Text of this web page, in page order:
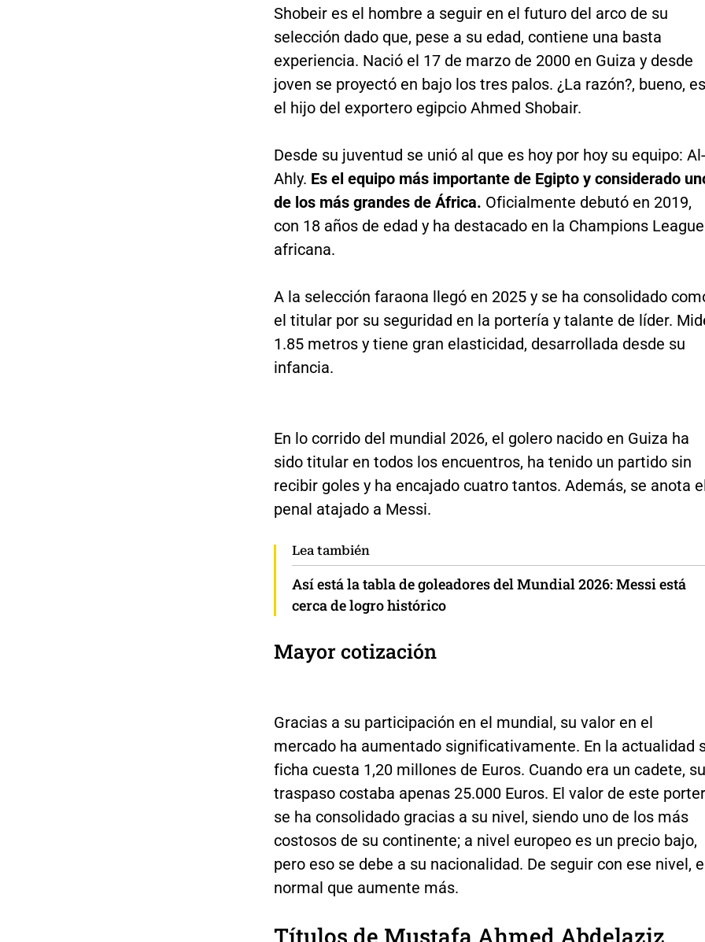
Shobeir es el hombre a seguir en el futuro del arco de su
selección dado que, pese a su edad, contiene una basta
experiencia. Nació el 17 de marzo de 2000 en Guiza y desde
joven se proyectó en bajo los tres palos. ¿La razón?, bueno, es
el hijo del exportero egipcio Ahmed Shobair.
Desde su juventud se unió al que es hoy por hoy su equipo: Al-
Ahly. Es el equipo más importante de Egipto y considerado
de los más grandes de África. Oficialmente debutó en 2019,
con 18 años de edad y ha destacado en la Champions League
africana.
A la selección faraona llegó en 2025 y se ha consolidado
el titular por su seguridad en la portería y talante de líder.
1.85 metros y tiene gran elasticidad, desarrollada desde su
infancia.
En lo corrido del mundial 2026, el golero nacido en Guiza ha
sido titular en todos los encuentros, ha tenido un partido sin
recibir goles y ha encajado cuatro tantos. Además, se anota
penal atajado a Messi.
Lea también
Así está la tabla de goleadores del Mundial 2026: Messi está
cerca de logro histórico
Mayor cotización
Gracias a su participación en el mundial, su valor en el
mercado ha aumentado significativamente. En la actualidad
ficha cuesta 1,20 millones de Euros. Cuando era un cadete, su
traspaso costaba apenas 25.000 Euros. El valor de este
se ha consolidado gracias a su nivel, siendo uno de los más
costosos de su continente; a nivel europeo es un precio bajo,
pero eso se debe a su nacionalidad. De seguir con ese nivel,
normal que aumente más.
Títulos de Mustafa Ahmed Abdelaziz